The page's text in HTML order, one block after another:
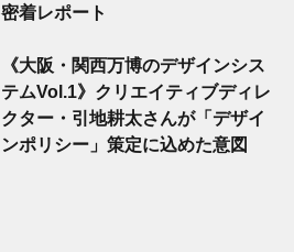
密着レポート
《大阪・関西万博のデザインシス
テムVol.1》クリエイティブディレ
クター・引地耕太さんが「デザイ
ンポリシー」策定に込めた意図